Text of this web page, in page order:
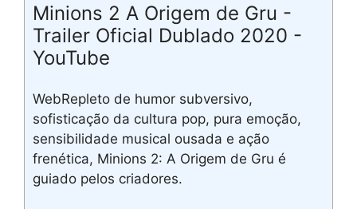
Minions 2 A Origem de Gru -
Trailer Oficial Dublado 2020 -
YouTube
WebRepleto de humor subversivo,
sofisticação da cultura pop, pura emoção,
sensibilidade musical ousada e ação
frenética, Minions 2: A Origem de Gru é
guiado pelos criadores.